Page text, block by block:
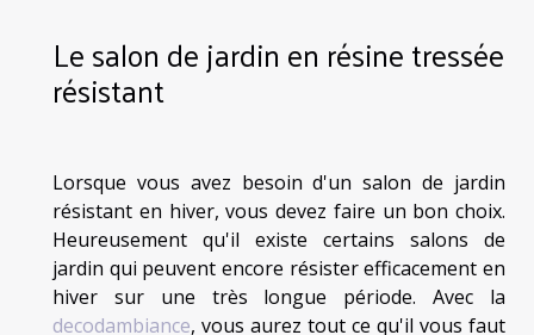
Le salon de jardin en résine tressée
résistant
Lorsque vous avez besoin d'un salon de jardin
résistant en hiver, vous devez faire un bon choix.
Heureusement qu'il existe certains salons de
jardin qui peuvent encore résister efficacement en
hiver sur une très longue période. Avec la
decodambiance, vous aurez tout ce qu'il vous faut